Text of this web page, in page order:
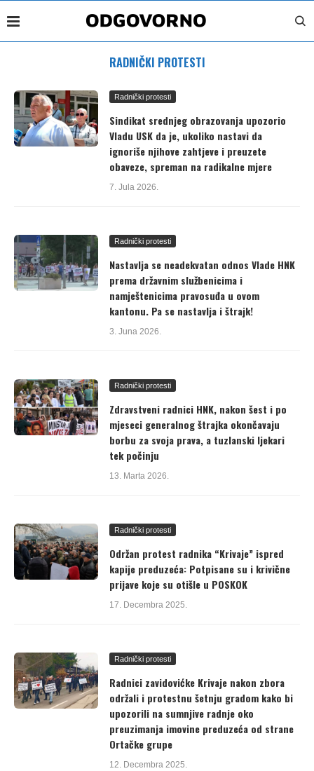
RADNIČKI PROTESTI
Radnički protesti
Sindikat srednjeg obrazovanja upozorio
Vladu USK da je, ukoliko nastavi da
ignoriše njihove zahtjeve i preuzete
obaveze, spreman na radikalne mjere
7. Jula 2026.
Radnički protesti
Nastavlja se neadekvatan odnos Vlade HNK
prema državnim službenicima i
namještenicima pravosuđa u ovom
kantonu. Pa se nastavlja i štrajk!
3. Juna 2026.
Radnički protesti
Zdravstveni radnici HNK, nakon šest i po
mjeseci generalnog štrajka okončavaju
borbu za svoja prava, a tuzlanski ljekari
tek počinju
13. Marta 2026.
Radnički protesti
Održan protest radnika “Krivaje” ispred
kapije preduzeća: Potpisane su i krivične
prijave koje su otišle u POSKOK
17. Decembra 2025.
Radnički protesti
Radnici zavidovićke Krivaje nakon zbora
održali i protestnu šetnju gradom kako bi
upozorili na sumnjive radnje oko
preuzimanja imovine preduzeća od strane
Ortačke grupe
12. Decembra 2025.